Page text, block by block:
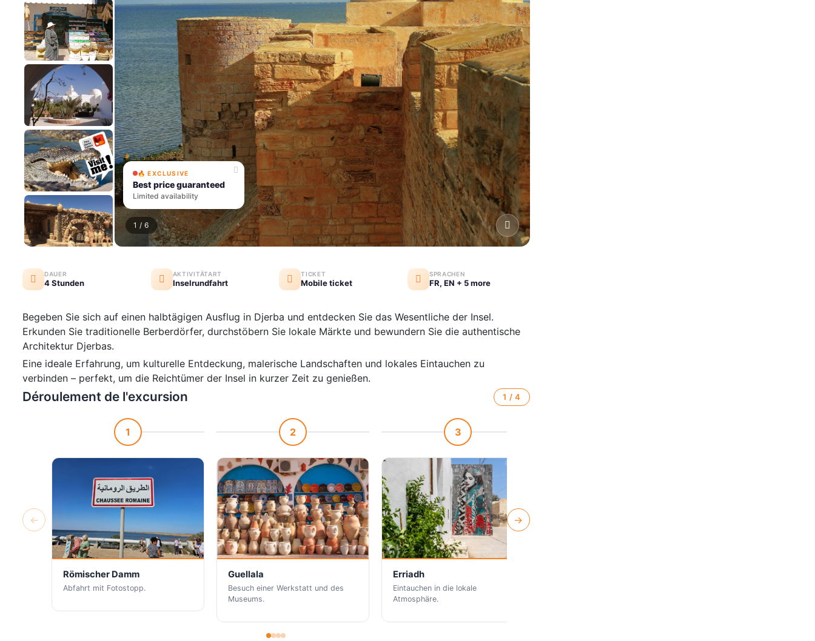
🔥 EXCLUSIVE
Best price guaranteed
Limited availability
1 / 6
DAUER
4 Stunden
AKTIVITÄTART
Inselrundfahrt
TICKET
Mobile ticket
SPRACHEN
FR, EN + 5 more
Begeben Sie sich auf einen halbtägigen Ausflug in Djerba und entdecken Sie das Wesentliche der Insel.
Erkunden Sie traditionelle Berberdörfer, durchstöbern Sie lokale Märkte und bewundern Sie die authentische
Architektur Djerbas.
Eine ideale Erfahrung, um kulturelle Entdeckung, malerische Landschaften und lokales Eintauchen zu
verbinden – perfekt, um die Reichtümer der Insel in kurzer Zeit zu genießen.
Déroulement de l'excursion 1 / 4
←
1
Römischer Damm
Abfahrt mit Fotostopp.
2
Guellala
Besuch einer Werkstatt und des
Museums.
3
Erriadh
Eintauchen in die lokale
Atmosphäre.
→